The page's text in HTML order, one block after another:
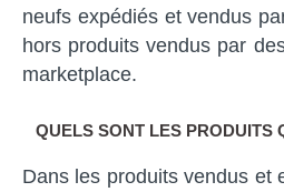
neufs expédiés et vendus
hors produits vendus par
marketplace.
QUELS SONT LES PRODUITS
Dans les produits vendus et